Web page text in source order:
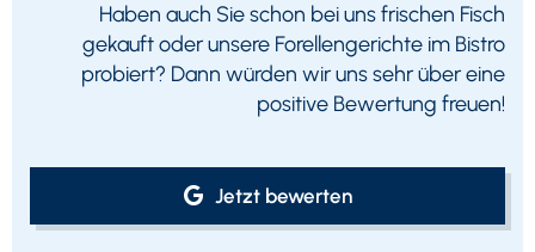
Haben auch Sie schon bei uns frischen Fisch
gekauft oder unsere Forellengerichte im Bistro
probiert? Dann würden wir uns sehr über eine
positive Bewertung freuen!
Jetzt bewerten